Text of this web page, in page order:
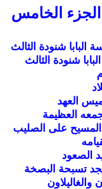
الجزء الخامس
شنودة الثالث
شنودة الثالث
العهد
العظيمة
على الصليب
الصعود
تسبحة البصخة